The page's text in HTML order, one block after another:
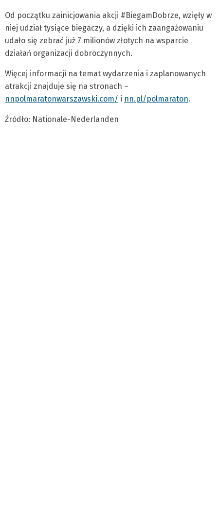
Od początku zainicjowania akcji #BiegamDobrze, wzięły w
niej udział tysiące biegaczy, a dzięki ich zaangażowaniu
udało się zebrać już 7 milionów złotych na wsparcie
działań organizacji dobroczynnych.
Więcej informacji na temat wydarzenia i zaplanowanych
atrakcji znajduje się na stronach –
nnpolmaratonwarszawski.com/ i nn.pl/polmaraton.
Źródło: Nationale-Nederlanden